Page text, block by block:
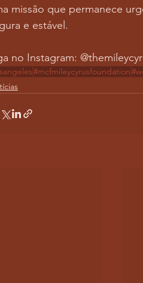
missão que permanece
e estável.
no Instagram:
#mcfmileycyrusfoundation